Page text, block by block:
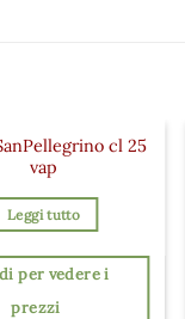
cl 25
vap
Leggi tutto
per vedere i
prezzi